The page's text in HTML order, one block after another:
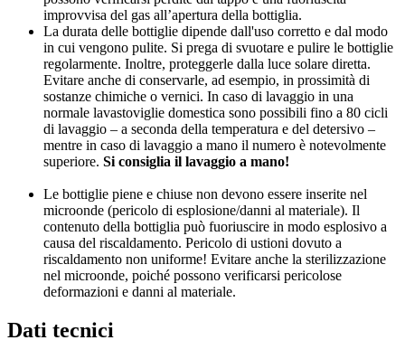
improvvisa del gas all’apertura della bottiglia.
La durata delle bottiglie dipende dall'uso corretto e dal modo
in cui vengono pulite. Si prega di svuotare e pulire le bottiglie
regolarmente. Inoltre, proteggerle dalla luce solare diretta.
Evitare anche di conservarle, ad esempio, in prossimità di
sostanze chimiche o vernici. In caso di lavaggio in una
normale lavastoviglie domestica sono possibili fino a 80 cicli
di lavaggio – a seconda della temperatura e del detersivo –
mentre in caso di lavaggio a mano il numero è notevolmente
superiore. Si consiglia il lavaggio a mano!
Le bottiglie piene e chiuse non devono essere inserite nel
microonde (pericolo di esplosione/danni al materiale). Il
contenuto della bottiglia può fuoriuscire in modo esplosivo a
causa del riscaldamento. Pericolo di ustioni dovuto a
riscaldamento non uniforme! Evitare anche la sterilizzazione
nel microonde, poiché possono verificarsi pericolose
deformazioni e danni al materiale.
Dati tecnici